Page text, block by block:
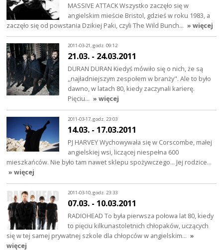
MASSIVE ATTACK Wszystko zaczęło się w
angielskim mieście Bristol, gdzieś w roku 1983, a
zaczęło się od powstania Dzikiej Paki, czyli The Wild Bunch… » więcej
2011-03-21, godz. 09:12
21.03. - 24.03.2011
DURAN DURAN Kiedyś mówiło się o nich, że są
,,najładniejszym zespołem w branży". Ale to było
dawno, w latach 80, kiedy zaczynali karierę.
Pięciu… » więcej
2011-03-17, godz. 23:03
14.03. - 17.03.2011
PJ HARVEY Wychowywała się w Corscombe, małej
angielskiej wsi, liczącej niespełna 600
mieszkańców. Nie było tam nawet sklepu spożywczego... Jej rodzice…
» więcej
2011-03-10, godz. 23:33
07.03. - 10.03.2011
RADIOHEAD To była pierwsza połowa lat 80, kiedy
to pięciu kilkunastoletnich chłopaków, uczących
się w tej samej prywatnej szkole dla chłopców w angielskim… »
więcej